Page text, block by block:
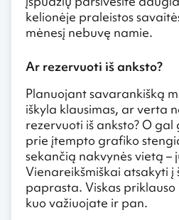
kelionėje praleistos
mėnesį nebuvę namie.
Ar rezervuoti iš anksto?
Planuojant savarankišką
iškyla klausimas, ar verta
rezervuoti iš anksto? O
prie įtempto grafiko
sekančią nakvynės vietą –
Vienareikšmiškai atsakyti į
paprasta. Viskas priklauso
kuo važiuojate ir pan.